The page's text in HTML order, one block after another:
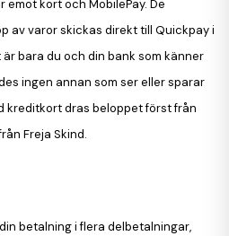
emot kort och MobilePay. De
av varor skickas direkt till Quickpay i
bara du och din bank som känner
ingen annan som ser eller sparar
kreditkort dras beloppet först från
Freja Skind.
betalning i flera delbetalningar,